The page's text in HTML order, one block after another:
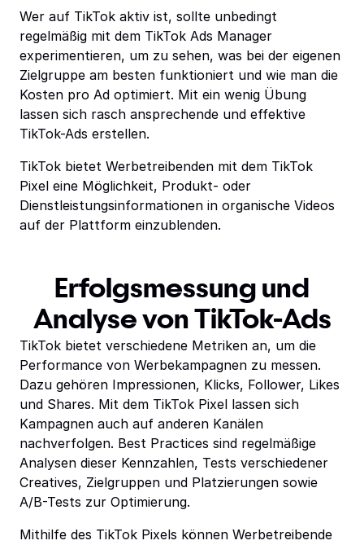
Wer auf TikTok aktiv ist, sollte unbedingt
regelmäßig mit dem TikTok Ads Manager
experimentieren, um zu sehen, was bei der eigenen
Zielgruppe am besten funktioniert und wie man die
Kosten pro Ad optimiert. Mit ein wenig Übung
lassen sich rasch ansprechende und effektive
TikTok-Ads erstellen.
TikTok bietet Werbetreibenden mit dem TikTok
Pixel eine Möglichkeit, Produkt- oder
Dienstleistungsinformationen in organische Videos
auf der Plattform einzublenden.
Erfolgsmessung und
Analyse von TikTok-Ads
TikTok bietet verschiedene Metriken an, um die
Performance von Werbekampagnen zu messen.
Dazu gehören Impressionen, Klicks, Follower, Likes
und Shares. Mit dem TikTok Pixel lassen sich
Kampagnen auch auf anderen Kanälen
nachverfolgen. Best Practices sind regelmäßige
Analysen dieser Kennzahlen, Tests verschiedener
Creatives, Zielgruppen und Platzierungen sowie
A/B-Tests zur Optimierung.
Mithilfe des TikTok Pixels können Werbetreibende